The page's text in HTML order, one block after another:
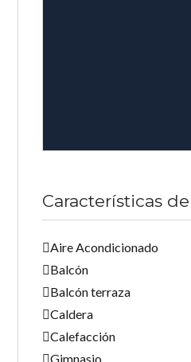
Características
Aire Acondicionado
Balcón
Balcón terraza
Caldera
Calefacción
Gimnasio